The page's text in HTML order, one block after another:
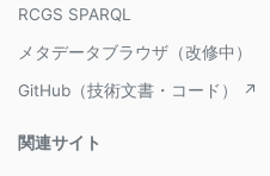
RCGS SPARQL
メタデータブラウザ（改修中）
GitHub（技術文書・コード） ↗
関連サイト